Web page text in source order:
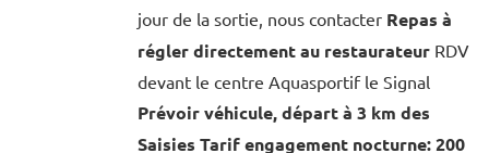
jour de la sortie, nous contacter Repas à
régler directement au restaurateurRDV
devant le centre Aquasportif le Signal
Prévoir véhicule, départ à 3 km des
Saisies Tarif engagement nocturne: 200